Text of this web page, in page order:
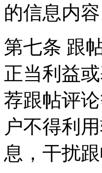
的信息内容
第七条 跟
正当利益
荐跟帖评
户不得利
息，干扰